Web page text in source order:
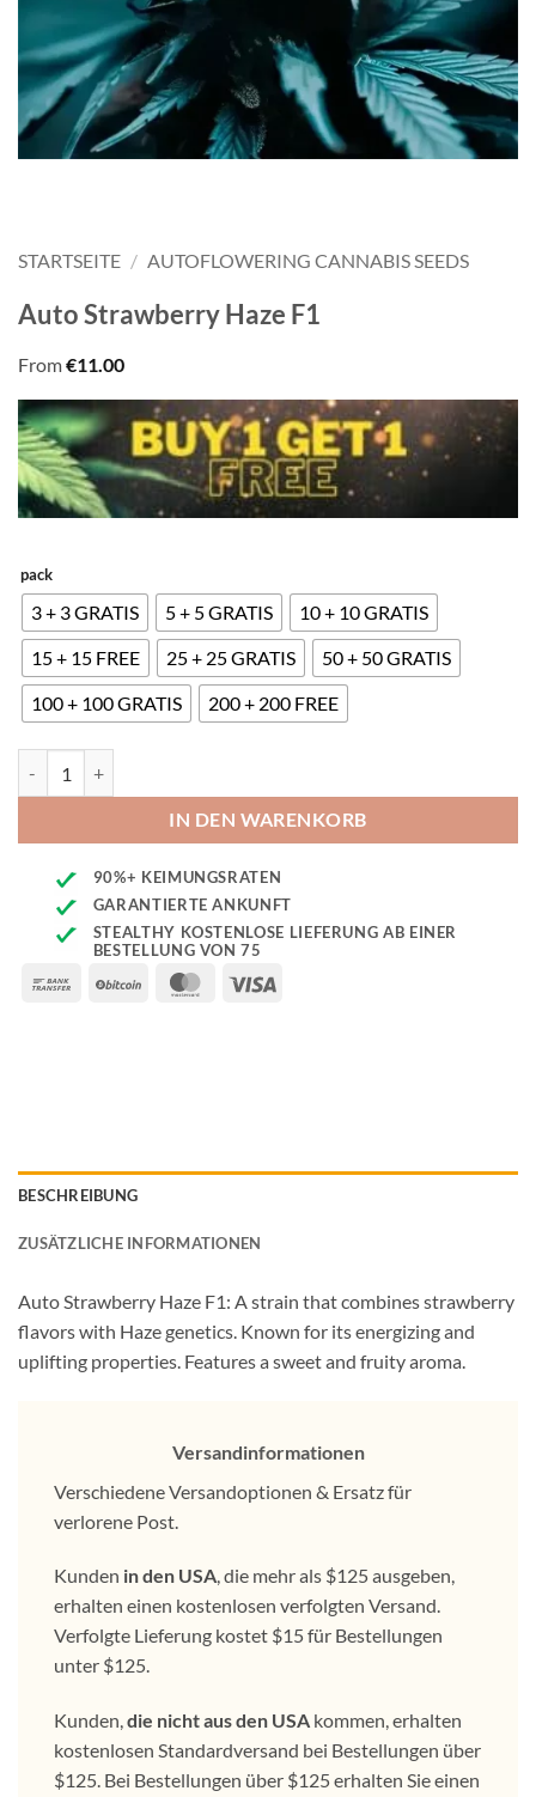
STARTSEITE / AUTOFLOWERING CANNABIS SEEDS
Auto Strawberry Haze F1
From€11.00
pack
3 + 3 GRATIS 5 + 5 GRATIS
10 + 10 GRATIS
15 + 15 FREE
25 + 25 GRATIS
50 + 50 GRATIS
100 + 100 GRATIS
200 + 200 FREE
IN DEN WARENKORB
90%+ KEIMUNGSRATEN
GARANTIERTE ANKUNFT
STEALTHY KOSTENLOSE LIEFERUNG AB EINER
BESTELLUNG VON 75
Bank
BitCoin MasterCard
BESCHREIBUNG
ZUSÄTZLICHE INFORMATIONEN
Auto Strawberry Haze F1: A strain that combines strawberry
flavors with Haze genetics. Known for its energizing and
uplifting properties. Features a sweet and fruity aroma.
Versandinformationen
Verschiedene Versandoptionen & Ersatz für
verlorene Post.
Kunden in den USA, die mehr als $125 ausgeben,
erhalten einen kostenlosen verfolgten Versand.
Verfolgte Lieferung kostet $15 für Bestellungen
unter $125.
Kunden,die nicht aus den USAkommen, erhalten
kostenlosen Standardversand bei Bestellungen über
$125. Bei Bestellungen über $125 erhalten Sie einen